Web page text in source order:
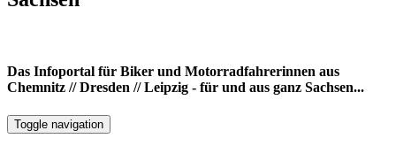
Das Infoportal für Biker und Motorradfahrerinnen aus
Chemnitz // Dresden // Leipzig - für und aus ganz Sachsen...
Toggle navigation